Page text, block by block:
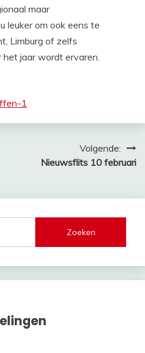
maar
leuker om ook eens te
Limburg of zelfs
het jaar wordt ervaren.
1
Volgende:
Nieuwsflits 10 februari
Zoeken